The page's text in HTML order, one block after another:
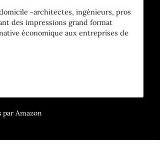
-architectes, ingénieurs, pros
des impressions grand format
économique aux entreprises de
seul clic avec le logiciel HP Click
l'imprimante sont révolues grâce à la
secondes par impression A1/D -
2400 x 1200 ppp (dpi)
HP 712 DesignJet d'origine : cyan
kit de remplacement de tête
et Wi-Fi 802.11 Dotée d'un système
pour une utilisation avec des
Amazon